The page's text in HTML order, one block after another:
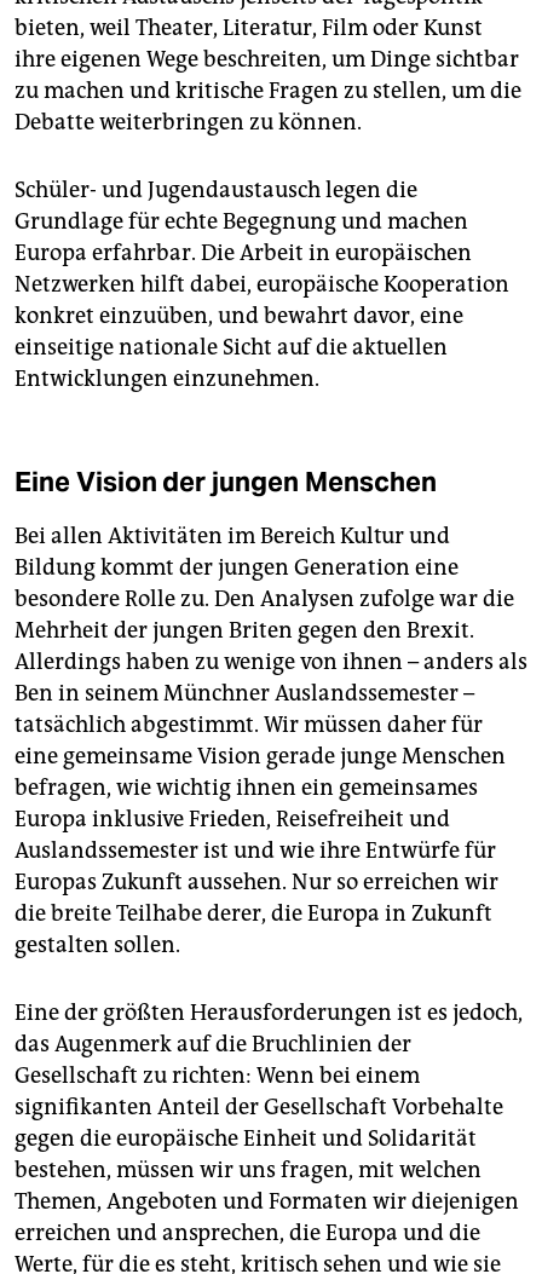
bieten, weil Theater, Literatur, Film oder Kunst
ihre eigenen Wege beschreiten, um Dinge sichtbar
zu machen und kritische Fragen zu stellen, um die
Debatte weiterbringen zu können.
Schüler- und Jugendaustausch legen die
Grundlage für echte Begegnung und machen
Europa erfahrbar. Die Arbeit in europäischen
Netzwerken hilft dabei, europäische Kooperation
konkret einzuüben, und bewahrt davor, eine
einseitige nationale Sicht auf die aktuellen
Entwicklungen einzunehmen.
Eine Vision der jungen Menschen
Bei allen Aktivitäten im Bereich Kultur und
Bildung kommt der jungen Generation eine
besondere Rolle zu. Den Analysen zufolge war die
Mehrheit der jungen Briten gegen den Brexit.
Allerdings haben zu wenige von ihnen – anders als
Ben in seinem Münchner Auslandssemester –
tatsächlich abgestimmt. Wir müssen daher für
eine gemeinsame Vision gerade junge Menschen
befragen, wie wichtig ihnen ein gemeinsames
Europa inklusive Frieden, Reisefreiheit und
Auslandssemester ist und wie ihre Entwürfe für
Europas Zukunft aussehen. Nur so erreichen wir
die breite Teilhabe derer, die Europa in Zukunft
gestalten sollen.
Eine der größten Herausforderungen ist es jedoch,
das Augenmerk auf die Bruchlinien der
Gesellschaft zu richten: Wenn bei einem
signifikanten Anteil der Gesellschaft Vorbehalte
gegen die europäische Einheit und Solidarität
bestehen, müssen wir uns fragen, mit welchen
Themen, Angeboten und Formaten wir diejenigen
erreichen und ansprechen, die Europa und die
Werte, für die es steht, kritisch sehen und wie sie